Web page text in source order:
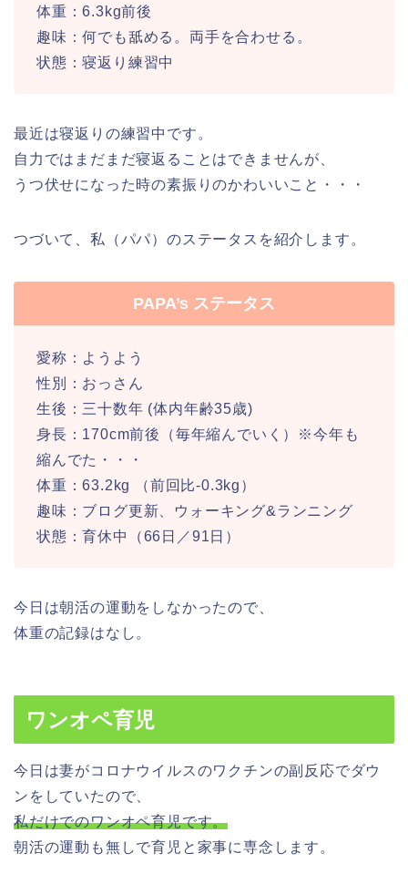
体重：6.3kg前後
趣味：何でも舐める。両手を合わせる。
状態：寝返り練習中
最近は寝返りの練習中です。
自力ではまだまだ寝返ることはできませんが、
うつ伏せになった時の素振りのかわいいこと・・・
つづいて、私（パパ）のステータスを紹介します。
PAPA’s ステータス
愛称：ようよう
性別：おっさん
生後：三十数年 (体内年齢35歳)
身長：170cm前後（毎年縮んでいく）※今年も
縮んでた・・・
体重：63.2kg （前回比-0.3kg）
趣味：ブログ更新、ウォーキング&ランニング
状態：育休中（66日／91日）
今日は朝活の運動をしなかったので、
体重の記録はなし。
ワンオペ育児
今日は妻がコロナウイルスのワクチンの副反応でダウ
ンをしていたので、
私だけでのワンオペ育児です。
朝活の運動も無しで育児と家事に専念します。